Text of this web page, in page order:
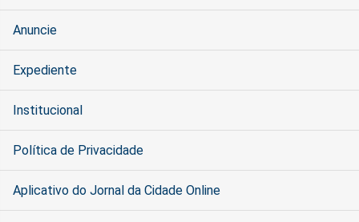
Anuncie
Expediente
Institucional
Política de Privacidade
Aplicativo do Jornal da Cidade Online